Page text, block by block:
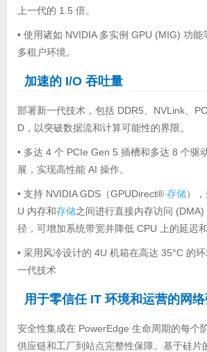
上一代的 1.5 倍。
• 使用诸如 NVIDIA 多实例 GPU (MIG) 功能
多租户环境。
加速的 I/O 吞吐量
部署新一代技术，包括 DDR5、NVLink、
D，以突破数据流和计算可能性的界限。
• 多达 4 个 PCIe Gen 5 插槽和多达 8 个驱
展，实现高性能 AI 操作。
• 支持 NVIDIA GDS（GPUDirect® 存储）
U 内存和存储之间进行直接内存访问
径，可增加系统带宽并降低 CPU 上的延迟
• 采用风冷设计的 4U 机箱在高达 35°C 的
一代技术
用于零信任 IT 环境和运营的网
安全性集成在 PowerEdge 生命周期的每个
供应链和工厂到站点完整性保障。基于硅片